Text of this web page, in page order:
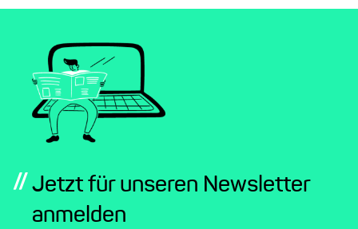
// Jetzt für unseren Newsletter
anmelden